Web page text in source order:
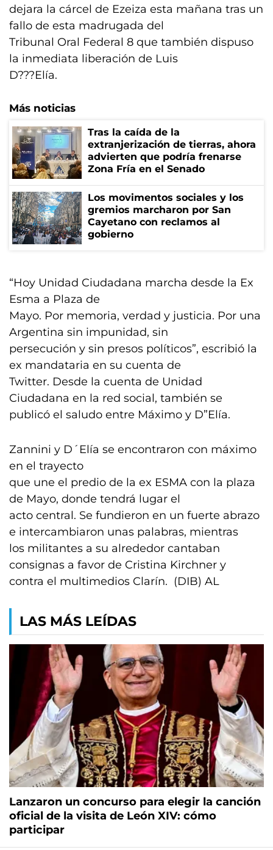
dejara la cárcel de Ezeiza esta mañana tras un
fallo de esta madrugada del
Tribunal Oral Federal 8 que también dispuso
la inmediata liberación de Luis
D???Elía.
Más noticias
Tras la caída de la
extranjerización de tierras, ahora
advierten que podría frenarse
Zona Fría en el Senado
Los movimentos sociales y los
gremios marcharon por San
Cayetano con reclamos al
gobierno
“Hoy Unidad Ciudadana marcha desde la Ex
Esma a Plaza de
Mayo. Por memoria, verdad y justicia. Por una
Argentina sin impunidad, sin
persecución y sin presos políticos”, escribió la
ex mandataria en su cuenta de
Twitter. Desde la cuenta de Unidad
Ciudadana en la red social, también se
publicó el saludo entre Máximo y D”Elía.
Zannini y D´Elía se encontraron con máximo
en el trayecto
que une el predio de la ex ESMA con la plaza
de Mayo, donde tendrá lugar el
acto central. Se fundieron en un fuerte abrazo
e intercambiaron unas palabras, mientras
los militantes a su alrededor cantaban
consignas a favor de Cristina Kirchner y
contra el multimedios Clarín. (DIB) AL
LAS MÁS LEÍDAS
Lanzaron un concurso para elegir la canción
oficial de la visita de León XIV: cómo
participar